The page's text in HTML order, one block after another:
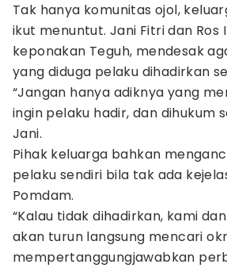
Tak hanya komunitas ojol,
ikut menuntut. Jani Fitri dan Ros
keponakan Teguh, mendesak
yang diduga pelaku dihadirkan
“Jangan hanya adiknya yang
ingin pelaku hadir, dan dihukum
Jani.
Pihak keluarga bahkan
pelaku sendiri bila tak ada
Pomdam.
“Kalau tidak dihadirkan, kami
akan turun langsung mencari
mempertanggungjawabkan